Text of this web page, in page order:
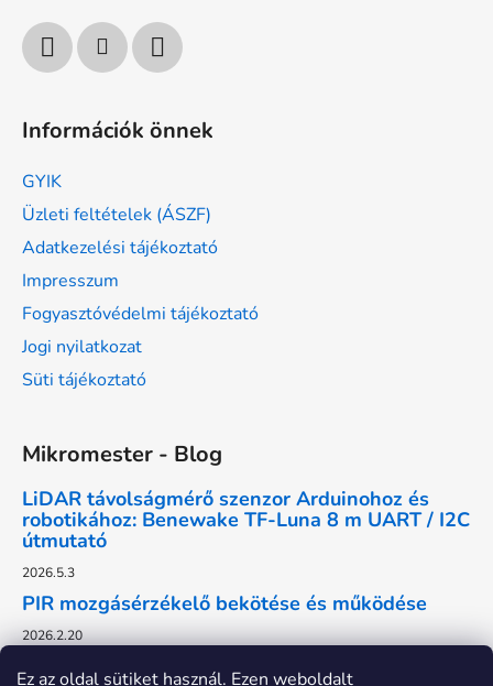
Ez az oldal sütiket használ. Ezen weboldalt
Információk önnek
GYIK
Üzleti feltételek (ÁSZF)
Adatkezelési tájékoztató
Impresszum
Fogyasztóvédelmi tájékoztató
Jogi nyilatkozat
Süti tájékoztató
Mikromester - Blog
LiDAR távolságmérő szenzor Arduinohoz és
robotikához: Benewake TF-Luna 8 m UART / I2C
útmutató
2026.5.3
PIR mozgásérzékelő bekötése és működése
2026.2.20